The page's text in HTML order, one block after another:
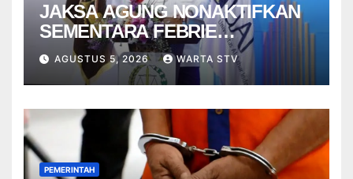
JAKSA AGUNG NONAKTIFKAN
SEMENTARA FEBRIE
ADRIANSYAH
AGUSTUS 5, 2026 WARTA STV
PEMERINTAH